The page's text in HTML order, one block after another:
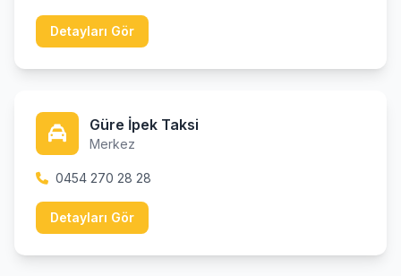
Detayları Gör
Güre İpek Taksi
Merkez
0454 270 28 28
Detayları Gör